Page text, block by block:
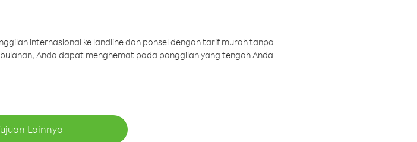
internasional ke landline dan ponsel dengan tarif murah tanpa
Anda dapat menghemat pada panggilan yang tengah Anda
Lainnya